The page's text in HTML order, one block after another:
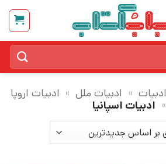
ادبیات » ادبیات ملل » ادبیات اروپا
» ادبیات اسپانیا